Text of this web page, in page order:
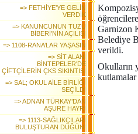
=> FETHİYE’YE GELİN
VERDİK
=> KANUNCUNUN TUZU
BİBERİ’NİN AÇILIŞI
=> 1108-RANA’LAR YAŞASIN
=> SİT ALANI
BİNTEPELER'DE
ÇİFTÇİLERİN ÇKS SIKINTISI
=> SAL; OKUL AİLE BİRLİĞİ
SEÇİLDİ
=> ADNAN TÜRKAY’DAN
AŞURE HAYRI
=> 1113-SAĞLIKÇILARI
BULUŞTURAN DÜĞÜN!
Garnizon
Belediye
verildi.
Okulların
kutlamalar